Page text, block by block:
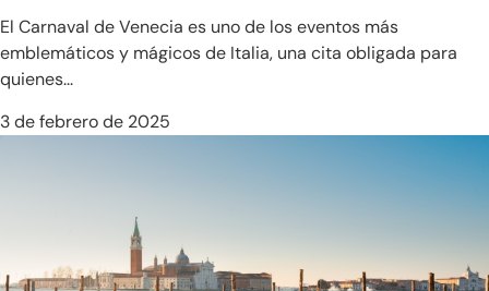
Portugal
Reino Unido
Turquía
Bélgica
Eslovenia
El Carnaval de Venecia es uno de los eventos más
emblemáticos y mágicos de Italia, una cita obligada para
quienes...
3 de febrero de 2025